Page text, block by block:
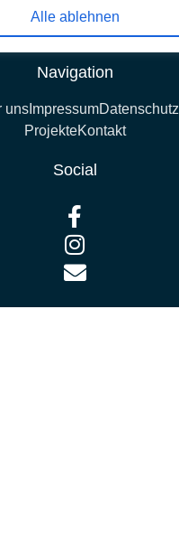
Alle ablehnen
ziviltechniker.at
Navigation
uns ImpressumDatenschutz
ProjekteKontakt
Social